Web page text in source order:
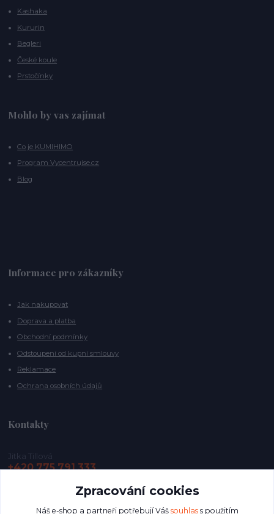
Kashaka
Kururin
Begleri
České koule
Prstočínky
Mohlo by vas zajímat
Co je KUMIHIMO
Program Vycentrujse.cz
Blog
Informace pro zákazníky
Jak nakupovat
Doprava a platba
Obchodní podmínky
Odstoupení od kupní smlouvy
Reklamace
Ochrana osobních údajů
Kontakty
Jitka Tillová
+420 775 791 333
info@vycentrujse.cz
Zpracování cookies
Náš e-shop a partneři potřebují Váš souhlass použitím